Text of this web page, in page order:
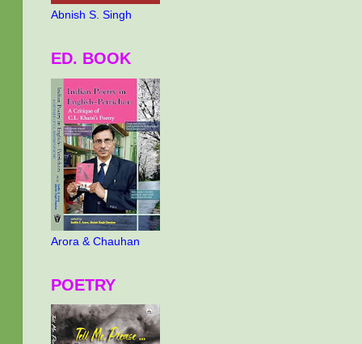
Abnish S. Singh
ED. BOOK
Arora & Chauhan
POETRY